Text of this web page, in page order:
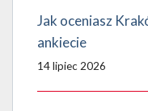
Jak oceniasz
ankiecie
14 lipiec 2026